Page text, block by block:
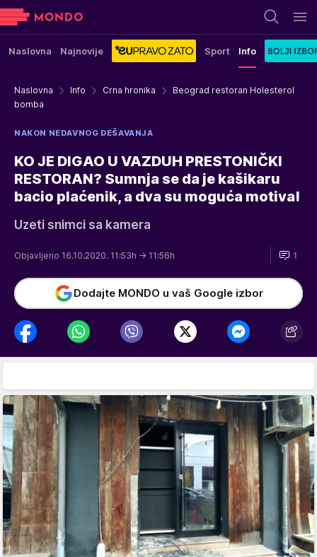
Naslovna Najnovije Sport Info
Naslovna Info Crna hronika
Beograd restoran Holesterol
bomba
NAKON NEDAVNOG DEŠAVANJA
KO JE DIGAO U VAZDUH PRESTONIČKI
RESTORAN? Sumnja se da je kašikaru
bacio plaćenik, a dva su moguća motiva!
Uzeti snimci sa kamera
Objavljeno 16.10.2020. 11:53h → 11:56h 1
Dodajte MONDO u vaš Google izbor